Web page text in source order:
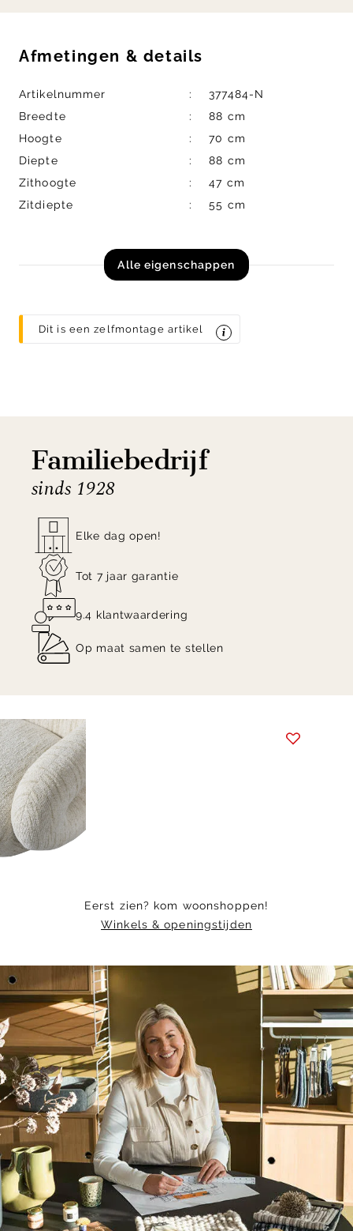
Afmetingen & details
Artikelnummer
377484-N
Breedte
88 cm
Hoogte
70 cm
Diepte
88 cm
Zithoogte
47 cm
Zitdiepte
55 cm
Alle eigenschappen
Dit is een zelfmontage artikel
Familiebedrijf
sinds 1928
Elke dag open!
Tot 7 jaar garantie
9.4 klantwaardering
Op maat samen te stellen
Item
1
of
9
Eerst zien? kom woonshoppen!
Winkels & openingstijden